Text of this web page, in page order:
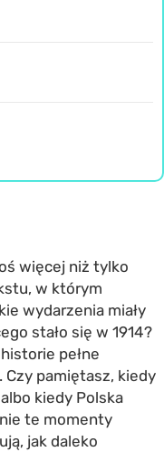
więcej niż tylko
w którym
wydarzenia miały
stało się w 1914?
pełne
pamiętasz, kiedy
kiedy Polska
te momenty
jak daleko